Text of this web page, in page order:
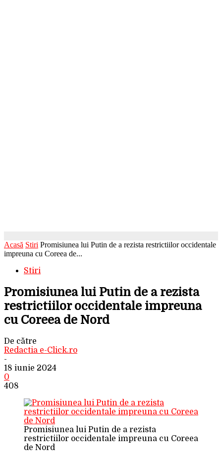
Acasă Stiri Promisiunea lui Putin de a rezista restrictiilor occidentale
impreuna cu Coreea de...
Stiri
Promisiunea lui Putin de a rezista
restrictiilor occidentale impreuna
cu Coreea de Nord
De către
Redactia e-Click.ro
-
18 iunie 2024
0
408
Promisiunea lui Putin de a rezista
restrictiilor occidentale impreuna cu Coreea
de Nord